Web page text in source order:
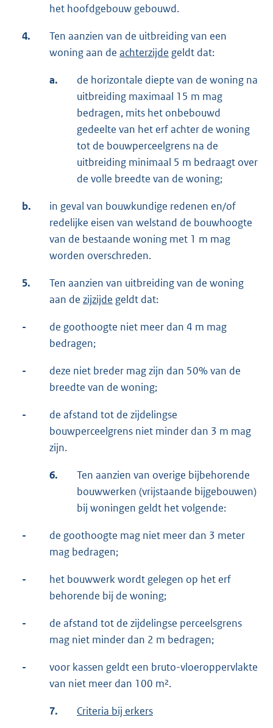
het hoofdgebouw gebouwd.
4.
Ten aanzien van de uitbreiding van een
woning aan de achterzijde geldt dat:
a.
de horizontale diepte van de woning na
uitbreiding maximaal 15 m mag
bedragen, mits het onbebouwd
gedeelte van het erf achter de woning
tot de bouwperceelgrens na de
uitbreiding minimaal 5 m bedraagt over
de volle breedte van de woning;
b.
in geval van bouwkundige redenen en/of
redelijke eisen van welstand de bouwhoogte
van de bestaande woning met 1 m mag
worden overschreden.
5.
Ten aanzien van uitbreiding van de woning
aan de zijzijde geldt dat:
-
de goothoogte niet meer dan 4 m mag
bedragen;
-
deze niet breder mag zijn dan 50% van de
breedte van de woning;
-
de afstand tot de zijdelingse
bouwperceelgrens niet minder dan 3 m mag
zijn.
6.
Ten aanzien van overige bijbehorende
bouwwerken (vrijstaande bijgebouwen)
bij woningen geldt het volgende:
-
de goothoogte mag niet meer dan 3 meter
mag bedragen;
-
het bouwwerk wordt gelegen op het erf
behorende bij de woning;
-
de afstand tot de zijdelingse perceelsgrens
mag niet minder dan 2 m bedragen;
-
voor kassen geldt een bruto-vloeroppervlakte
van niet meer dan 100 m².
7. Criteria bij erkers